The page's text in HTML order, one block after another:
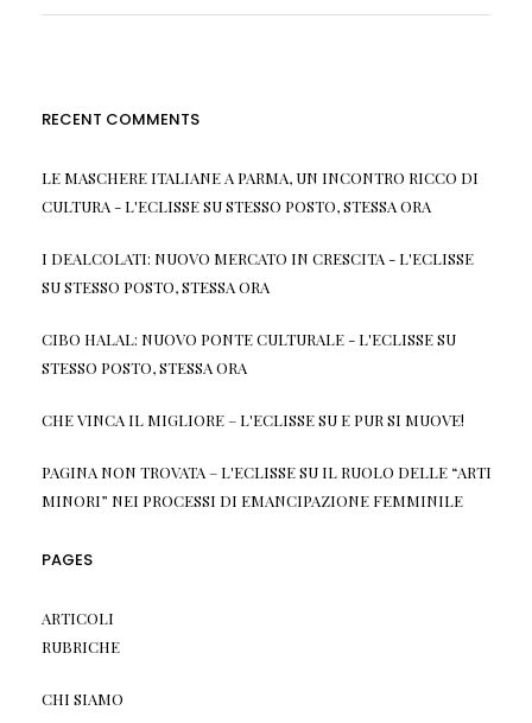
RECENT COMMENTS
LE MASCHERE ITALIANE A PARMA, UN INCONTRO RICCO DI
CULTURA - L'ECLISSESUSTESSO POSTO, STESSA ORA
I DEALCOLATI: NUOVO MERCATO IN CRESCITA - L'ECLISSE
SUSTESSO POSTO, STESSA ORA
CIBO HALAL: NUOVO PONTE CULTURALE - L'ECLISSESU
STESSO POSTO, STESSA ORA
CHE VINCA IL MIGLIORE – L'ECLISSESU E PUR SI MUOVE!
PAGINA NON TROVATA – L'ECLISSESU IL RUOLO DELLE “ARTI
MINORI” NEI PROCESSI DI EMANCIPAZIONE FEMMINILE
PAGES
ARTICOLI
RUBRICHE
CHI SIAMO